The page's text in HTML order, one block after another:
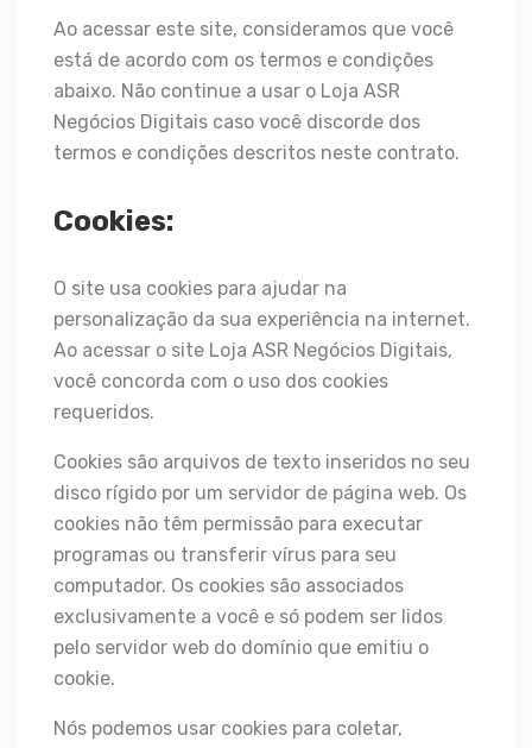
Ao acessar este site, consideramos que você
está de acordo com os termos e condições
abaixo. Não continue a usar o Loja ASR
Negócios Digitais caso você discorde dos
termos e condições descritos neste contrato.
Cookies:
O site usa cookies para ajudar na
personalização da sua experiência na internet.
Ao acessar o site Loja ASR Negócios Digitais,
você concorda com o uso dos cookies
requeridos.
Cookies são arquivos de texto inseridos no seu
disco rígido por um servidor de página web. Os
cookies não têm permissão para executar
programas ou transferir vírus para seu
computador. Os cookies são associados
exclusivamente a você e só podem ser lidos
pelo servidor web do domínio que emitiu o
cookie.
Nós podemos usar cookies para coletar,